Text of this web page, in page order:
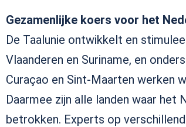
Gezamenlijke koers voor het
De Taalunie ontwikkelt en
Vlaanderen en Suriname, en
Curaçao en Sint-Maarten werken
Daarmee zijn alle landen waar het
betrokken. Experts op